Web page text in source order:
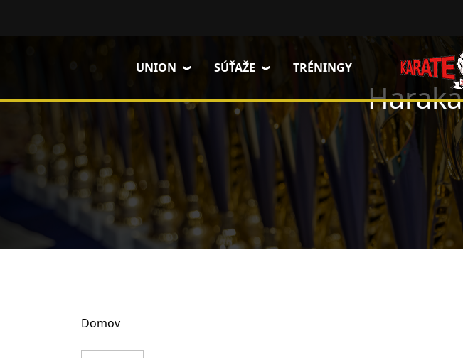
UNION SÚŤAŽE TRÉNINGY
Domov